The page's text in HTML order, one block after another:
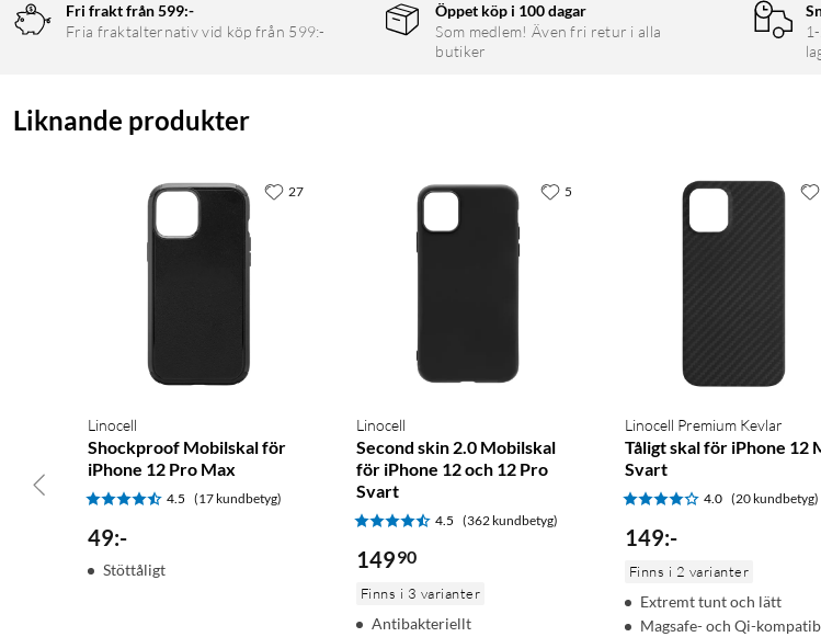
Fri frakt från 599:-
Fria fraktalternativ vid köp från 599:-
Öppet köp i 100 dagar
Som medlem! Även fri retur i alla
butiker
Liknande produkter
Linocell
Shockproof Mobilskal för
iPhone 12 Pro Max
4.5 (17 kundbetyg)
49:-
Stöttåligt
27
Linocell
Second skin 2.0 Mobilskal
för iPhone 12 och 12 Pro
Svart
4.5 (362 kundbetyg)
14990
Finns i 3 varianter
Antibakteriellt
5
Linocell Premium Kevlar
Tåligt skal för iPhone 12
Svart
4.0 (20 kundbetyg)
149:-
Finns i 2 varianter
Extremt tunt och lätt
Magsafe- och Qi-